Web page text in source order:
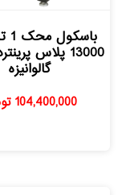
13000 پلاس
گالوانیزه
104,400,000